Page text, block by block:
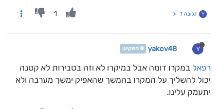
Y תגובה 1 1
Y
yakov48 ❄️ משקיען
רפאל במקרו דומה אבל במיקרו לא וזה בסבירות לא קטנה
יכול להשליך על המקרו בהמשך שהאפיק ימשך מערבה ולא
יתעמק עלינו.